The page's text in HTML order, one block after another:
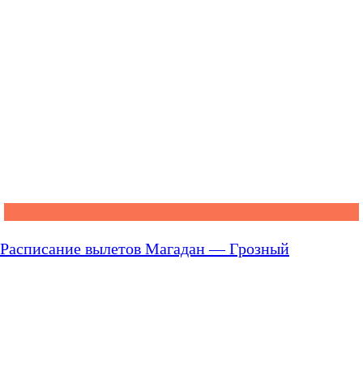
Расписание вылетов Магадан — Грозный